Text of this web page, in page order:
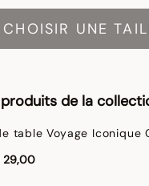
UNE
de la
table Voyage Iconique
29,00